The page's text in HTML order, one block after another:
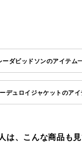
ーダビッドソンのアイテム
デュロイジャケットのア
は、こんな商品も